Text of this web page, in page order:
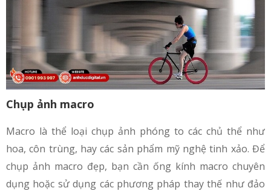
Chụp ảnh macro
Macro là thể loại chụp ảnh phóng to các chủ thể như
hoa, côn trùng, hay các sản phẩm mỹ nghệ tinh xảo. Để
chụp ảnh macro đẹp, bạn cần ống kính macro chuyên
dụng hoặc sử dụng các phương pháp thay thế như đảo